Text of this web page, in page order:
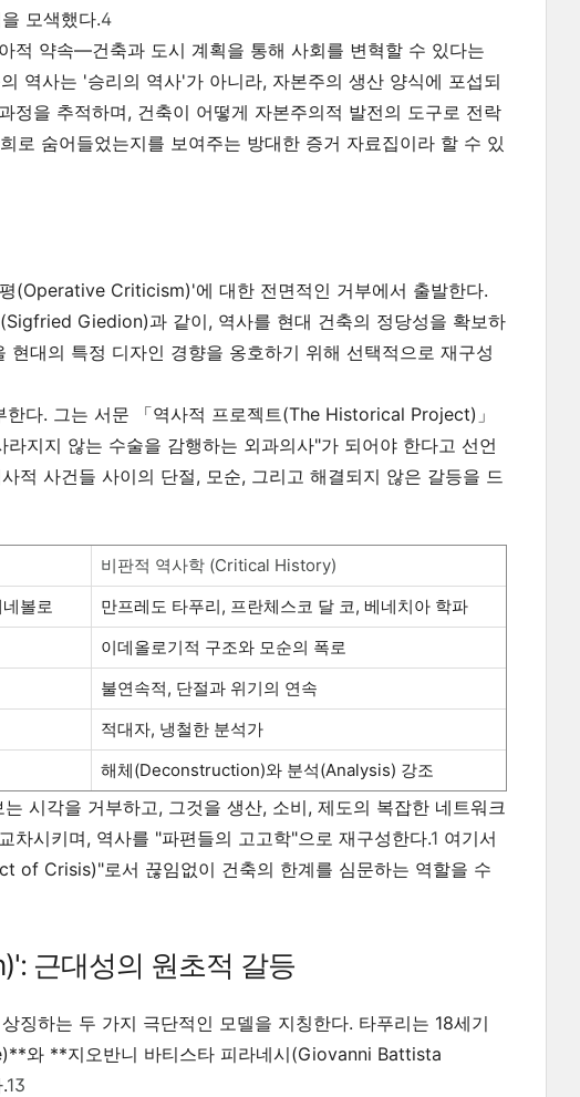
모색했다.4
약속—건축과 도시 계획을 통해 사회를 변혁할 수 있다는
역사는 '승리의 역사'가 아니라, 자본주의 생산 양식에 포섭되
을 추적하며, 건축이 어떻게 자본주의적 발전의 도구로 전락
숨어들었는지를 보여주는 방대한 증거 자료집이라 할 수 있
(Operative Criticism)'에 대한 전면적인 거부에서 출발한다.
Giedion)과 같이, 역사를 현대 건축의 정당성을 확보하
대의 특정 디자인 경향을 옹호하기 위해 선택적으로 재구성
다. 그는 서문 「역사적 프로젝트(The Historical Project)」
지지 않는 수술을 감행하는 외과의사"가 되어야 한다고 선언
적 사건들 사이의 단절, 모순, 그리고 해결되지 않은 갈등을 드
비판적 역사학 (Critical History)
볼로
만프레도 타푸리, 프란체스코 달 코, 베네치아 학파
이데올로기적 구조와 모순의 폭로
불연속적, 단절과 위기의 연속
적대자, 냉철한 분석가
해체(Deconstruction)와 분석(Analysis) 강조
시각을 거부하고, 그것을 생산, 소비, 제도의 복잡한 네트워크
차시키며, 역사를 "파편들의 고고학"으로 재구성한다.1 여기서
of Crisis)"로서 끊임없이 건축의 한계를 심문하는 역할을 수
근대성의 원초적 갈등
징하는 두 가지 극단적인 모델을 지칭한다. 타푸리는 18세기
와 **지오반니 바티스타 피라네시(Giovanni Battista
13